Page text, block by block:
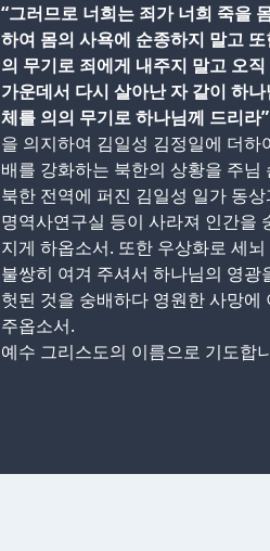
“그러므로 너희는 죄가 너희 죽을
하여 몸의 사욕에 순종하지 말고
의 무기로 죄에게 내주지 말고 오
가운데서 다시 살아난 자 같이 하
체를 의의 무기로 하나님께 드리라
을 의지하여 김일성 김정일에 더하
배를 강화하는 북한의 상황을 주님
북한 전역에 퍼진 김일성 일가 동
명역사연구실 등이 사라져 인간을
지게 하옵소서. 또한 우상화로 세
불쌍히 여겨 주셔서 하나님의 영광
헛된 것을 숭배하다 영원한 사망에
주옵소서.
예수 그리스도의 이름으로 기도합